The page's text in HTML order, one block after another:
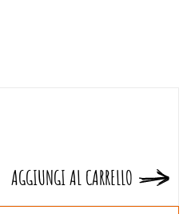
AGGIUNGI AL CARRELLO